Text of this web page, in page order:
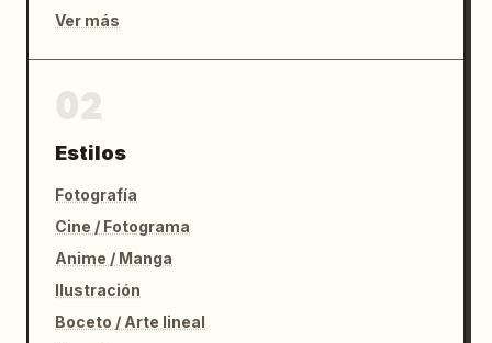
Ver más
Estilos
Fotografía
Cine / Fotograma
Anime / Manga
Ilustración
Boceto / Arte lineal